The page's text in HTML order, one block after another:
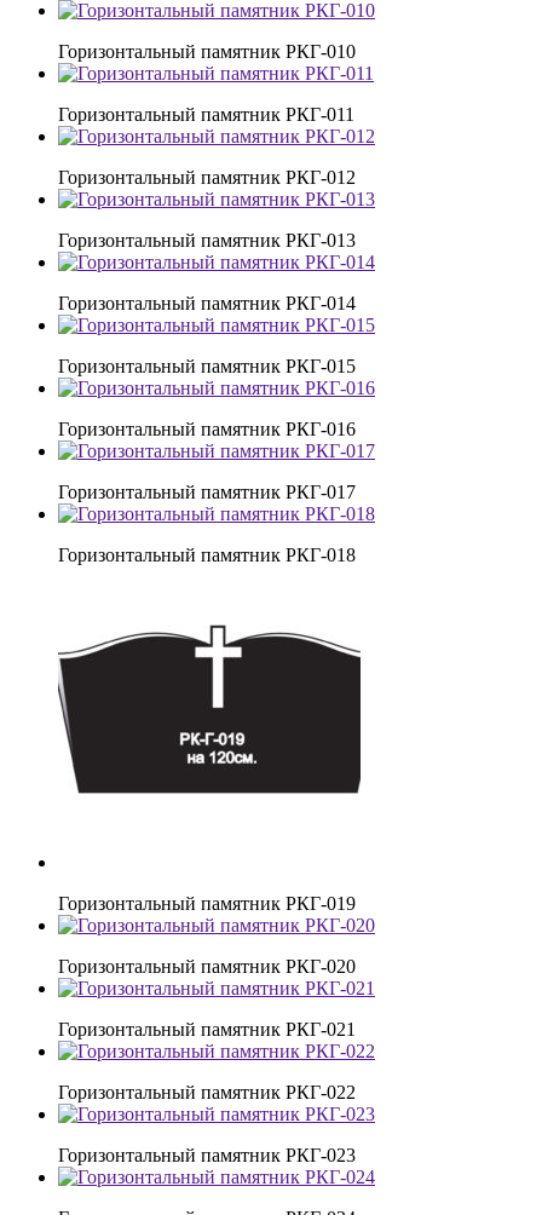
Горизонтальный памятник РКГ-010
Горизонтальный памятник РКГ-011
Горизонтальный памятник РКГ-012
Горизонтальный памятник РКГ-013
Горизонтальный памятник РКГ-014
Горизонтальный памятник РКГ-015
Горизонтальный памятник РКГ-016
Горизонтальный памятник РКГ-017
Горизонтальный памятник РКГ-018
Горизонтальный памятник РКГ-019
Горизонтальный памятник РКГ-020
Горизонтальный памятник РКГ-021
Горизонтальный памятник РКГ-022
Горизонтальный памятник РКГ-023